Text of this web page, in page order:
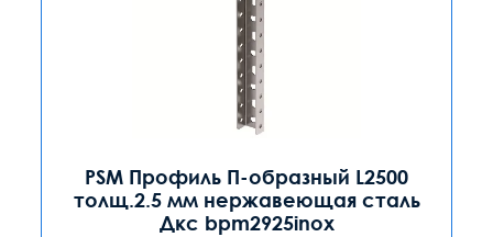
PSM Профиль П-образный L2500
толщ.2.5 мм нержавеющая сталь
Дкс bpm2925inox